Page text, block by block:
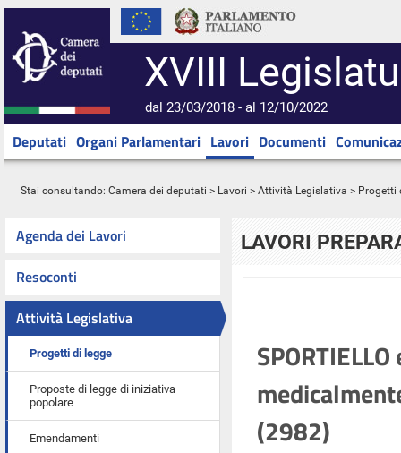
XVIII
dal 23/03/2018 - al 12/10/2022
Deputati Organi Parlamentari Lavori Documenti
Stai consultando: Camera dei deputati > Lavori > Attività Legislativa > Progetti
Agenda dei Lavori
Resoconti
Attività Legislativa
Progetti di legge
Proposte di legge di iniziativa
popolare
Emendamenti
LAVORI
(2982)